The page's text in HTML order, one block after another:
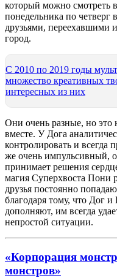
который можно смотреть
понедельника по четверг
друзьями, переехавшими
город.
С 2010 по 2019 годы
множество креативных
интересных из них
Они очень разные, но это
вместе. У Дога
контролировать и всегда
же очень импульсивный,
принимает решения
магия Суперхвоста Пони
друзья постоянно
благодаря тому, что Дог
дополняют, им всегда
непростой ситуации.
«Корпорация
монстров»